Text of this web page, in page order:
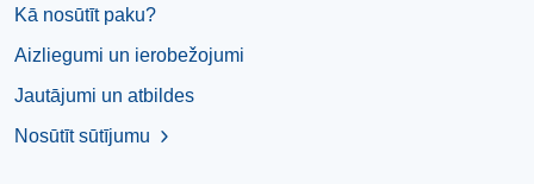
Kā nosūtīt paku?
Aizliegumi un ierobežojumi
Jautājumi un atbildes
Nosūtīt sūtījumu
chevron_right